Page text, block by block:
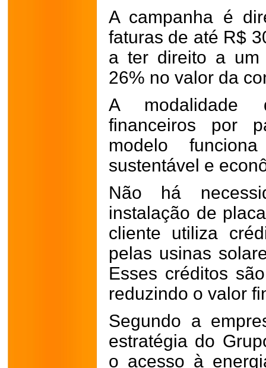
A campanha é
faturas de até R$
a ter direito a um
26% no valor da
A modalidade
financeiros por
modelo
sustentável e
Não há
instalação de
cliente utiliza
pelas usinas
Esses créditos
reduzindo o valor
Segundo a
estratégia do
o acesso à